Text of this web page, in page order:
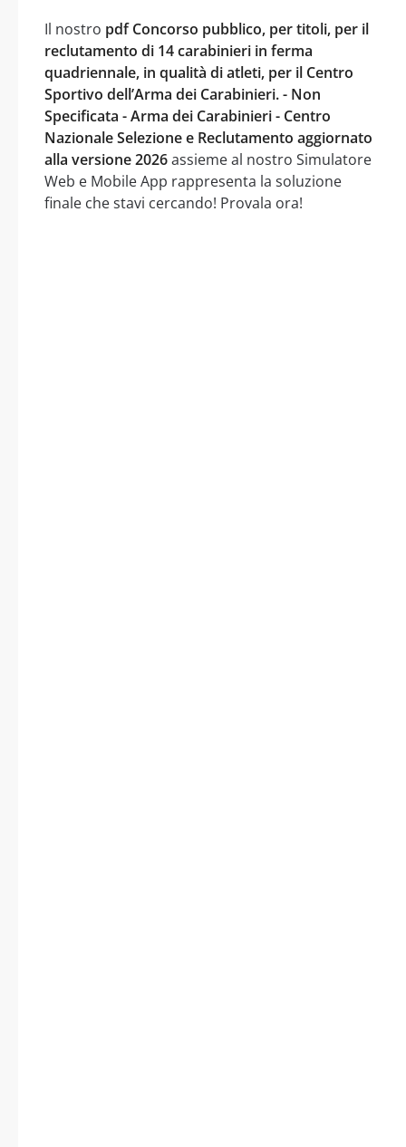
Il nostro pdf Concorso pubblico, per titoli, per il
reclutamento di 14 carabinieri in ferma
quadriennale, in qualità di atleti, per il Centro
Sportivo dell’Arma dei Carabinieri. - Non
Specificata - Arma dei Carabinieri - Centro
Nazionale Selezione e Reclutamento aggiornato
alla versione 2026assieme al nostro Simulatore
Web e Mobile App rappresenta la soluzione
finale che stavi cercando! Provala ora!